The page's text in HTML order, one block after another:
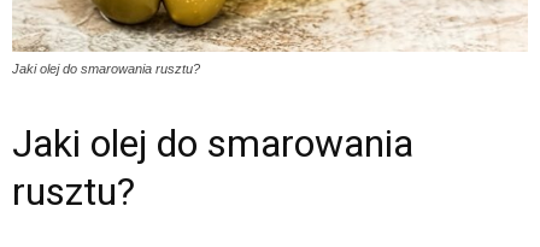
Jaki olej do smarowania rusztu?
Jaki olej do smarowania
rusztu?